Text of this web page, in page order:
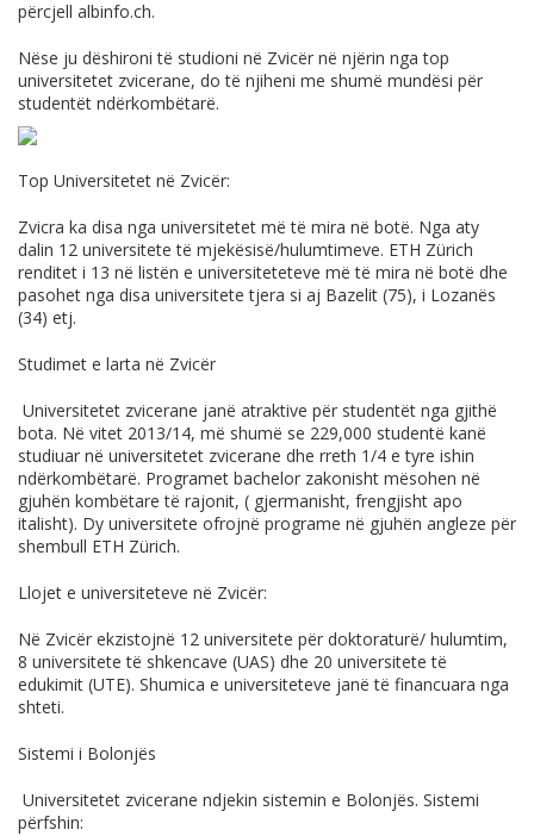
përcjell albinfo.ch.
Nëse ju dëshironi të studioni në Zvicër në njërin nga top
universitetet zvicerane, do të njiheni me shumë mundësi për
studentët ndërkombëtarë.
Top Universitetet në Zvicër:
Zvicra ka disa nga universitetet më të mira në botë. Nga aty
dalin 12 universitete të mjekësisë/hulumtimeve. ETH Zürich
renditet i 13 në listën e universiteteteve më të mira në botë dhe
pasohet nga disa universitete tjera si aj Bazelit (75), i Lozanës
(34) etj.
Studimet e larta në Zvicër
Universitetet zvicerane janë atraktive për studentët nga gjithë
bota. Në vitet 2013/14, më shumë se 229,000 studentë kanë
studiuar në universitetet zvicerane dhe rreth 1/4 e tyre ishin
ndërkombëtarë. Programet bachelor zakonisht mësohen në
gjuhën kombëtare të rajonit, ( gjermanisht, frengjisht apo
italisht). Dy universitete ofrojnë programe në gjuhën angleze për
shembull ETH Zürich.
Llojet e universiteteve në Zvicër:
Në Zvicër ekzistojnë 12 universitete për doktoraturë/ hulumtim,
8 universitete të shkencave (UAS) dhe 20 universitete të
edukimit (UTE). Shumica e universiteteve janë të financuara nga
shteti.
Sistemi i Bolonjës
Universitetet zvicerane ndjekin sistemin e Bolonjës. Sistemi
përfshin: